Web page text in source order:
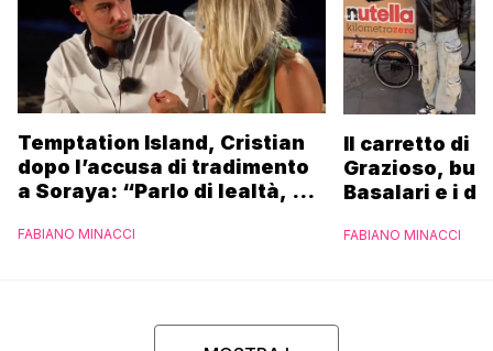
Temptation Island, Cristian
dopo l’accusa di tradimento
a Soraya: “Parlo di lealtà, ma
FABIANO MINACCI
Il carretto di
Grazioso,
Basalari e i
Ferrero”
FABIANO MINACCI